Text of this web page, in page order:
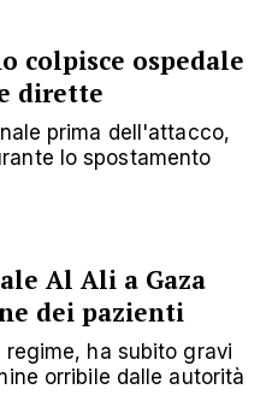
colpisce ospedale
dirette
prima dell'attacco,
lo spostamento
Al Ali a Gaza
dei pazienti
ha subito gravi
orribile dalle autorità